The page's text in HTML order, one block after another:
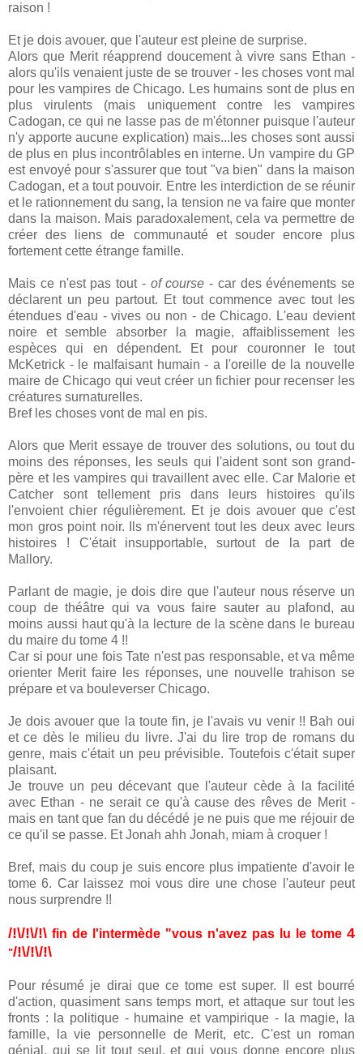
raison !
Et je dois avouer, que l'auteur est pleine de surprise.
Alors que Merit réapprend doucement à vivre sans Ethan -
alors qu'ils venaient juste de se trouver - les choses vont mal
pour les vampires de Chicago. Les humains sont de plus en
plus virulents (mais uniquement contre les vampires
Cadogan, ce qui ne lasse pas de m'étonner puisque l'auteur
n'y apporte aucune explication) mais...les choses sont aussi
de plus en plus incontrôlables en interne. Un vampire du GP
est envoyé pour s'assurer que tout "va bien" dans la maison
Cadogan, et a tout pouvoir. Entre les interdiction de se réunir
et le rationnement du sang, la tension ne va faire que monter
dans la maison. Mais paradoxalement, cela va permettre de
créer des liens de communauté et souder encore plus
fortement cette étrange famille.
Mais ce n'est pas tout - of course - car des événements se
déclarent un peu partout. Et tout commence avec tout les
étendues d'eau - vives ou non - de Chicago. L'eau devient
noire et semble absorber la magie, affaiblissement les
espèces qui en dépendent. Et pour couronner le tout
McKetrick - le malfaisant humain - a l'oreille de la nouvelle
maire de Chicago qui veut créer un fichier pour recenser les
créatures surnaturelles.
Bref les choses vont de mal en pis.
Alors que Merit essaye de trouver des solutions, ou tout du
moins des réponses, les seuls qui l'aident sont son grand-
père et les vampires qui travaillent avec elle. Car Malorie et
Catcher sont tellement pris dans leurs histoires qu'ils
l'envoient chier régulièrement. Et je dois avouer que c'est
mon gros point noir. Ils m'énervent tout les deux avec leurs
histoires ! C'était insupportable, surtout de la part de
Mallory.
Parlant de magie, je dois dire que l'auteur nous réserve un
coup de théâtre qui va vous faire sauter au plafond, au
moins aussi haut qu'à la lecture de la scène dans le bureau
du maire du tome 4 !!
Car si pour une fois Tate n'est pas responsable, et va même
orienter Merit faire les réponses, une nouvelle trahison se
prépare et va bouleverser Chicago.
Je dois avouer que la toute fin, je l'avais vu venir !! Bah oui
et ce dès le milieu du livre. J'ai du lire trop de romans du
genre, mais c'était un peu prévisible. Toutefois c'était super
plaisant.
Je trouve un peu décevant que l'auteur cède à la facilité
avec Ethan - ne serait ce qu'à cause des rêves de Merit -
mais en tant que fan du décédé je ne puis que me réjouir de
ce qu'il se passe. Et Jonah ahh Jonah, miam à croquer !
Bref, mais du coup je suis encore plus impatiente d'avoir le
tome 6. Car laissez moi vous dire une chose l'auteur peut
nous surprendre !!
/!\/!\/!\ fin de l'intermède "vous n'avez pas lu le tome 4
"/!\/!\/!\
Pour résumé je dirai que ce tome est super. Il est bourré
d'action, quasiment sans temps mort, et attaque sur tout les
fronts : la politique - humaine et vampirique - la magie, la
famille, la vie personnelle de Merit, etc. C'est un roman
génial, qui se lit tout seul, et qui vous donne encore plus